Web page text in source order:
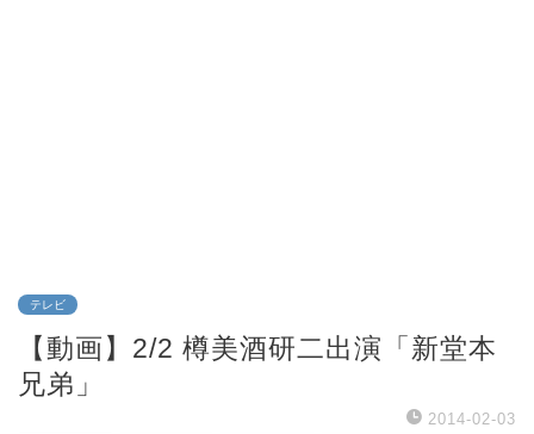
テレビ
【動画】2/2 樽美酒研二出演「新堂本
兄弟」
2014-02-03